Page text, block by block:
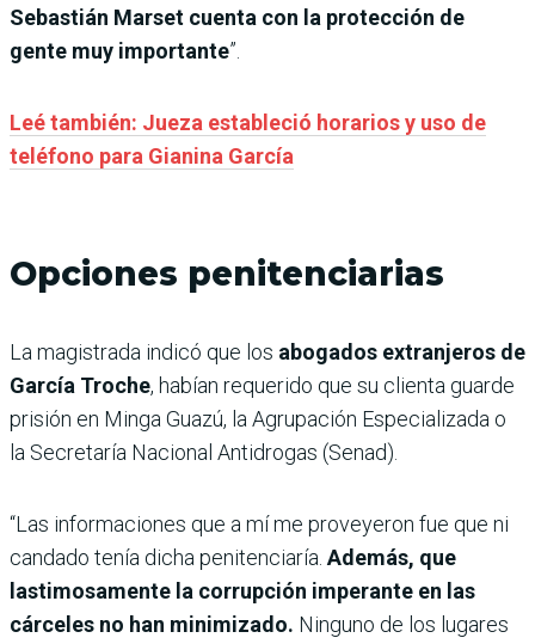
Sebastián Marset cuenta con la protección de
gente muy importante”.
Leé también: Jueza estableció horarios y uso de
teléfono para Gianina García
Opciones penitenciarias
La magistrada indicó que los abogados extranjeros de
García Troche, habían requerido que su clienta guarde
prisión en Minga Guazú, la Agrupación Especializada o
la Secretaría Nacional Antidrogas (Senad).
“Las informaciones que a mí me proveyeron fue que ni
candado tenía dicha penitenciaría. Además, que
lastimosamente la corrupción imperante en las
cárceles no han minimizado. Ninguno de los lugares